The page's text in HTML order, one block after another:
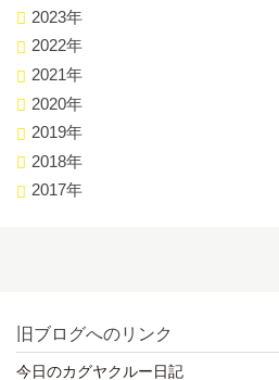
2023年
2022年
2021年
2020年
2019年
2018年
2017年
旧ブログへのリンク
今日のカグヤクルー日記